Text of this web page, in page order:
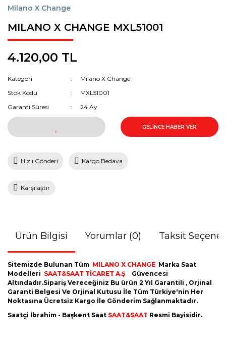
Milano X Change
MILANO X CHANGE MXL51001
4.120,00 TL
Kategori
Milano X Change
Stok Kodu
MXL51001
Garanti Süresi
24 Ay
GELİNCE HABER VER
Hızlı Gönderi Kargo Bedava
Karşılaştır
Ürün Bilgisi Yorumlar (0) Taksit
Sitemizde Bulunan Tüm MILANO X CHANGE Marka Saat
Modelleri SAAT&SAAT TİCARET A.Ş
Güvencesi
Altındadır.Sipariş Vereceğiniz Bu ürün 2 Yıl Garantili , Orjinal
Garanti Belgesi Ve Orjinal Kutusu İle Tüm Türkiye'nin Her
Noktasına Ücretsiz Kargo İle Gönderim Sağlanmaktadır.
Saatçi İbrahim - Başkent Saat SAAT&SAAT Resmi Bayisidir.